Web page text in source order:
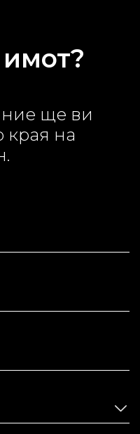
ние ще ви
края на